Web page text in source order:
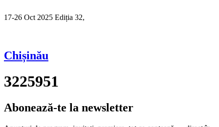
17-26 Oct 2025 Ediția 32,
Chișinău
3225951
Abonează-te la newsletter